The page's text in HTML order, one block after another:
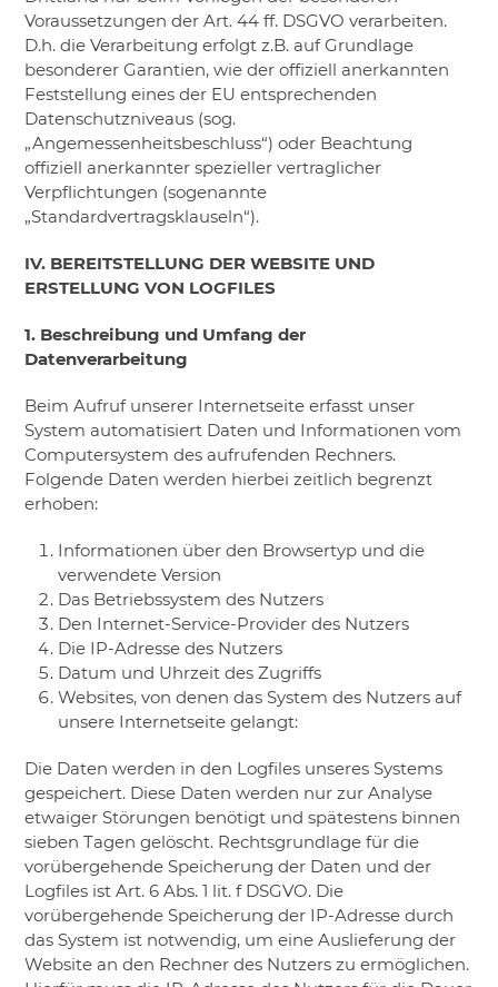
Voraussetzungen der Art. 44 ff. DSGVO verarbeiten.
D.h. die Verarbeitung erfolgt z.B. auf Grundlage
besonderer Garantien, wie der offiziell anerkannten
Feststellung eines der EU entsprechenden
Datenschutzniveaus (sog.
„Angemessenheitsbeschluss“) oder Beachtung
offiziell anerkannter spezieller vertraglicher
Verpflichtungen (sogenannte
„Standardvertragsklauseln“).
IV. BEREITSTELLUNG DER WEBSITE UND
ERSTELLUNG VON LOGFILES
1. Beschreibung und Umfang der
Datenverarbeitung
Beim Aufruf unserer Internetseite erfasst unser
System automatisiert Daten und Informationen vom
Computersystem des aufrufenden Rechners.
Folgende Daten werden hierbei zeitlich begrenzt
erhoben:
Informationen über den Browsertyp und die
verwendete Version
Das Betriebssystem des Nutzers
Den Internet-Service-Provider des Nutzers
Die IP-Adresse des Nutzers
Datum und Uhrzeit des Zugriffs
Websites, von denen das System des Nutzers auf
unsere Internetseite gelangt:
Die Daten werden in den Logfiles unseres Systems
gespeichert. Diese Daten werden nur zur Analyse
etwaiger Störungen benötigt und spätestens binnen
sieben Tagen gelöscht. Rechtsgrundlage für die
vorübergehende Speicherung der Daten und der
Logfiles ist Art. 6 Abs. 1 lit. f DSGVO. Die
vorübergehende Speicherung der IP-Adresse durch
das System ist notwendig, um eine Auslieferung der
Website an den Rechner des Nutzers zu ermöglichen.